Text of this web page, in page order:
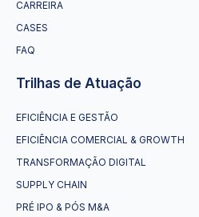
CARREIRA
CASES
FAQ
Trilhas de Atuação
EFICIÊNCIA E GESTÃO
EFICIÊNCIA COMERCIAL & GROWTH
TRANSFORMAÇÃO DIGITAL
SUPPLY CHAIN
PRÉ IPO & PÓS M&A